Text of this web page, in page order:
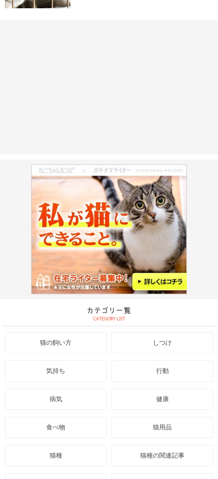
猫の飼い方 しつけ
気持ち 行動
病気 健康
食べ物 猫用品
猫種 猫種の関連記事